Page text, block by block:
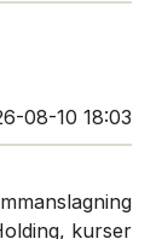
08-10 18:03
kurser